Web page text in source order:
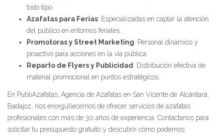
todo tipo.
Azafatas para Ferias: Especializadas en captar la atención
del público en entornos feriales.
Promotoras y Street Marketing: Personal dinámico y
proactivo para acciones en la vía pública.
Reparto de Flyers y Publicidad : Distribución efectiva de
material promocional en puntos estratégicos.
En PubliAzafatas, Agencia de Azafatas en San Vicente de Alcántara,
Badajoz, nos enorgullecemos de ofrecer servicios de azafatas
profesionales con más de 30 años de experiencia. Contáctanos para
solicitar tu presupuesto gratuito y descubrir cómo podemos